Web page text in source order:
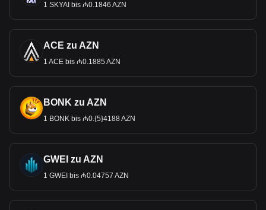
1 SKYAI bis ₼0.1846 AZN
ACE zu AZN
1 ACE bis ₼0.1885 AZN
BONK zu AZN
1 BONK bis ₼0.{5}4188 AZN
GWEI zu AZN
1 GWEI bis ₼0.04757 AZN